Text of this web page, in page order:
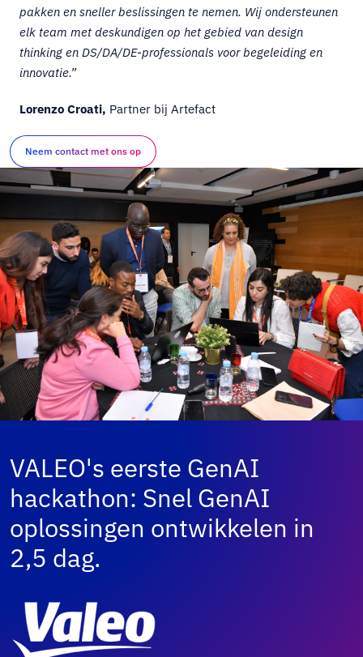
pakken en sneller beslissingen te nemen. Wij ondersteunen
elk team met deskundigen op het gebied van design
thinking en DS/DA/DE-professionals voor begeleiding en
innovatie.”
Lorenzo Croati, Partner bij Artefact
Neem contact met ons op
VALEO's eerste GenAI
hackathon: Snel GenAI
oplossingen ontwikkelen in
2,5 dag.